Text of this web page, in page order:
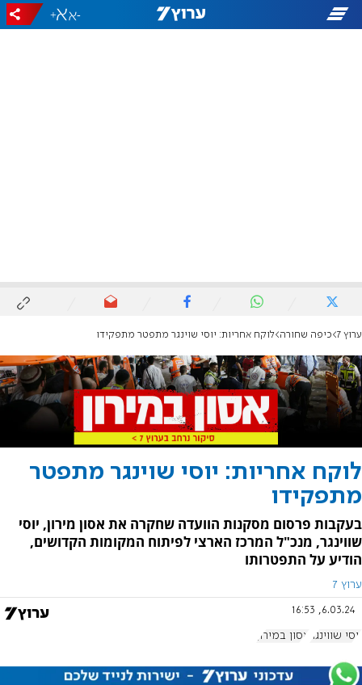
-
+
ערוץ 7 כיפה שחורה לוקח אחריות: יוסי שוינגר מתפטר מתפקידו
לוקח אחריות: יוסי שוינגר מתפטר
מתפקידו
בעקבות פרסום מסקנות הוועדה שחקרה את אסון מירון, יוסי
שווינגר, מנכ"ל המרכז הארצי לפיתוח המקומות הקדושים,
הודיע על התפטרותו
ערוץ 7
6.03.24, 16:53
יוסי שווינגר אסון במירון